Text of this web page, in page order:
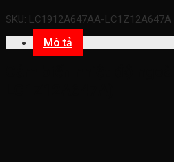
SKU: LC1912A647AA-LC1Z12A647A
Mô tả